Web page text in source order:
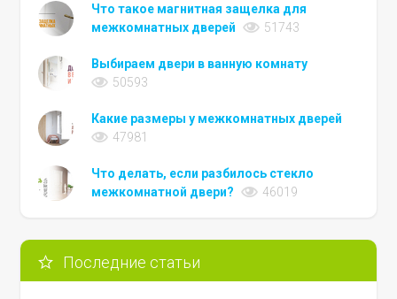
Что такое магнитная защелка для
межкомнатных дверей
51743
Выбираем двери в ванную комнату
50593
Какие размеры у межкомнатных дверей
47981
Что делать, если разбилось стекло
межкомнатной двери?
46019
Последние статьи